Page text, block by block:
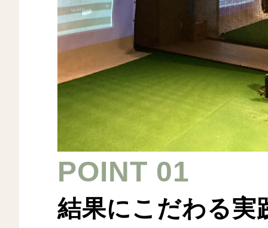
POINT 01
結果にこだわる実